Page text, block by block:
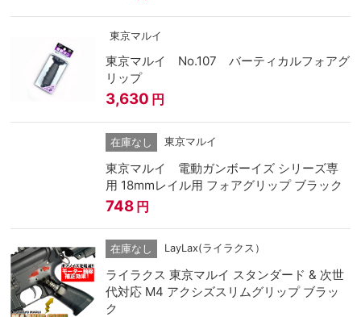
東京マルイ
東京マルイ No.107 バーティカルフォアグ
リップ
3,630 円
在庫なし 東京マルイ
東京マルイ 電動ガンボーイズ シリーズ専
用 18mmレイル用 フォアグリップ ブラック
748 円
在庫なし LayLax(ライラクス）
ライラクス 東京マルイ スタンダード & 次世
代対応 M4 アクシズスリムグリップ ブラッ
ク